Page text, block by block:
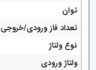
توان
تعداد فاز ورودی/خروجی
نوع ولتاژ
ولتاژ ورودی